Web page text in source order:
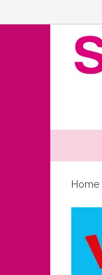
Home